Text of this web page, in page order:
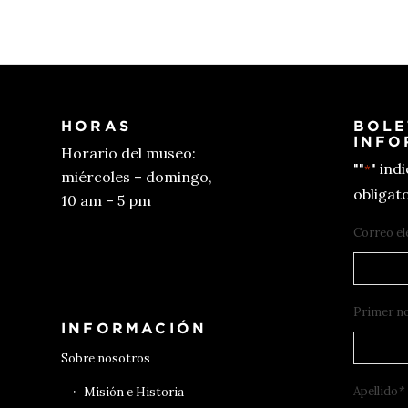
HORAS
Horario del museo:
miércoles – domingo,
10 am – 5 pm
INFORMACIÓN
Sobre nosotros
Misión e Historia
""*"
Correo
Primer
Apellido*